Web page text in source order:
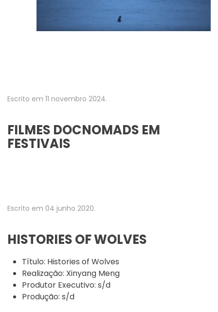
Escrito em 11 novembro 2024.
FILMES DOCNOMADS EM
FESTIVAIS
Escrito em 04 junho 2020.
HISTORIES OF WOLVES
Título: Histories of Wolves
Realização: Xinyang Meng
Produtor Executivo: s/d
Produção: s/d